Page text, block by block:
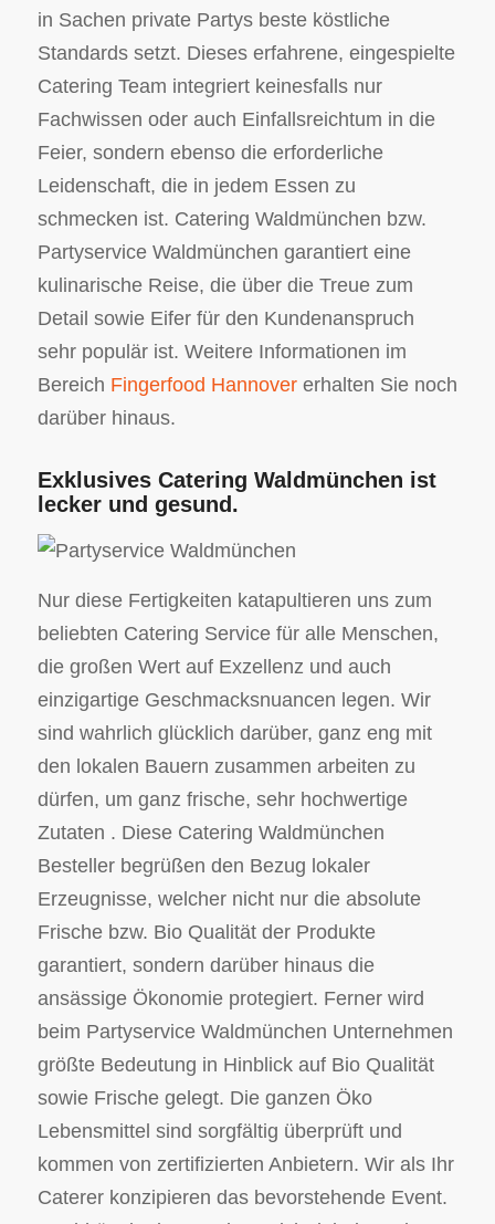
in Sachen private Partys beste köstliche
Standards setzt. Dieses erfahrene, eingespielte
Catering Team integriert keinesfalls nur
Fachwissen oder auch Einfallsreichtum in die
Feier, sondern ebenso die erforderliche
Leidenschaft, die in jedem Essen zu
schmecken ist. Catering Waldmünchen bzw.
Partyservice Waldmünchen garantiert eine
kulinarische Reise, die über die Treue zum
Detail sowie Eifer für den Kundenanspruch
sehr populär ist. Weitere Informationen im
Bereich Fingerfood Hannovererhalten Sie noch
darüber hinaus.
Exklusives Catering Waldmünchen ist
lecker und gesund.
Nur diese Fertigkeiten katapultieren uns zum
beliebten Catering Service für alle Menschen,
die großen Wert auf Exzellenz und auch
einzigartige Geschmacksnuancen legen. Wir
sind wahrlich glücklich darüber, ganz eng mit
den lokalen Bauern zusammen arbeiten zu
dürfen, um ganz frische, sehr hochwertige
Zutaten . Diese Catering Waldmünchen
Besteller begrüßen den Bezug lokaler
Erzeugnisse, welcher nicht nur die absolute
Frische bzw. Bio Qualität der Produkte
garantiert, sondern darüber hinaus die
ansässige Ökonomie protegiert. Ferner wird
beim Partyservice Waldmünchen Unternehmen
größte Bedeutung in Hinblick auf Bio Qualität
sowie Frische gelegt. Die ganzen Öko
Lebensmittel sind sorgfältig überprüft und
kommen von zertifizierten Anbietern. Wir als Ihr
Caterer konzipieren das bevorstehende Event.